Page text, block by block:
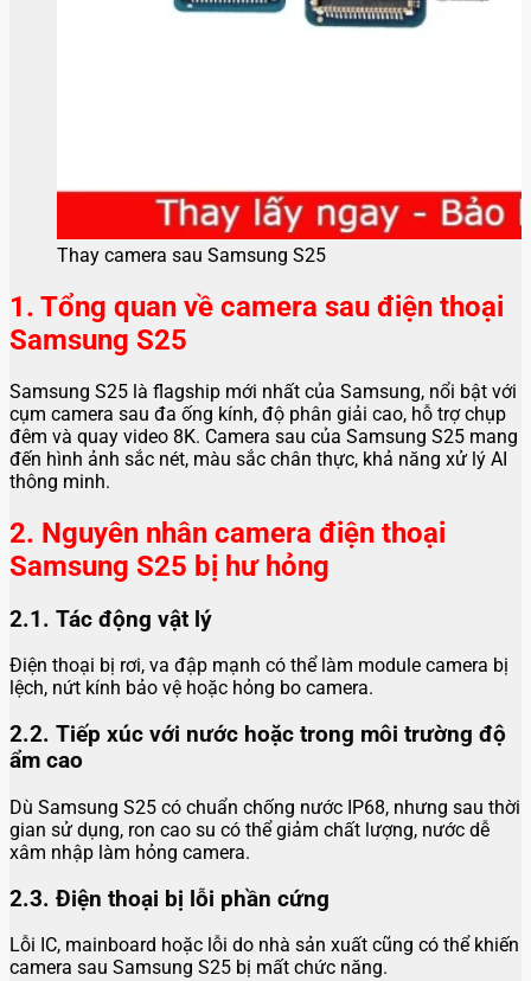
Thay camera sau Samsung S25
1. Tổng quan về camera sau điện thoại
Samsung S25
Samsung S25 là flagship mới nhất của Samsung, nổi bật với
cụm camera sau đa ống kính, độ phân giải cao, hỗ trợ chụp
đêm và quay video 8K. Camera sau của Samsung S25 mang
đến hình ảnh sắc nét, màu sắc chân thực, khả năng xử lý AI
thông minh.
2. Nguyên nhân camera điện thoại
Samsung S25 bị hư hỏng
2.1. Tác động vật lý
Điện thoại bị rơi, va đập mạnh có thể làm module camera bị
lệch, nứt kính bảo vệ hoặc hỏng bo camera.
2.2. Tiếp xúc với nước hoặc trong môi trường độ
ẩm cao
Dù Samsung S25 có chuẩn chống nước IP68, nhưng sau thời
gian sử dụng, ron cao su có thể giảm chất lượng, nước dễ
xâm nhập làm hỏng camera.
2.3. Điện thoại bị lỗi phần cứng
Lỗi IC, mainboard hoặc lỗi do nhà sản xuất cũng có thể khiến
camera sau Samsung S25 bị mất chức năng.